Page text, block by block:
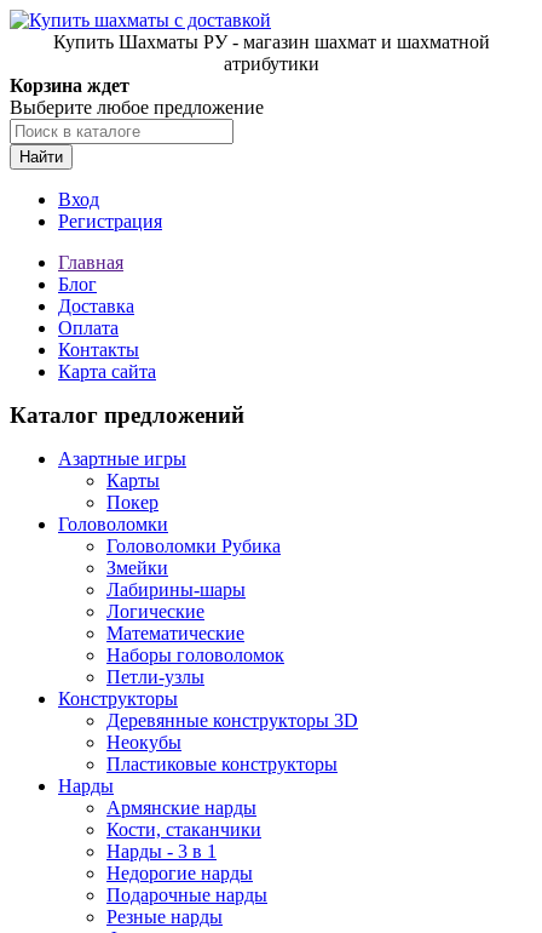
Купить Шахматы РУ - магазин шахмат и шахматной
атрибутики
Корзина ждет
Выберите любое предложение
Найти
Вход
Регистрация
Главная
Блог
Доставка
Оплата
Контакты
Карта сайта
Каталог предложений
Азартные игры
Карты
Покер
Головоломки
Головоломки Рубика
Змейки
Лабирины-шары
Логические
Математические
Наборы головоломок
Петли-узлы
Конструкторы
Деревянные конструкторы 3D
Неокубы
Пластиковые конструкторы
Нарды
Армянские нарды
Кости, стаканчики
Нарды - 3 в 1
Недорогие нарды
Подарочные нарды
Резные нарды